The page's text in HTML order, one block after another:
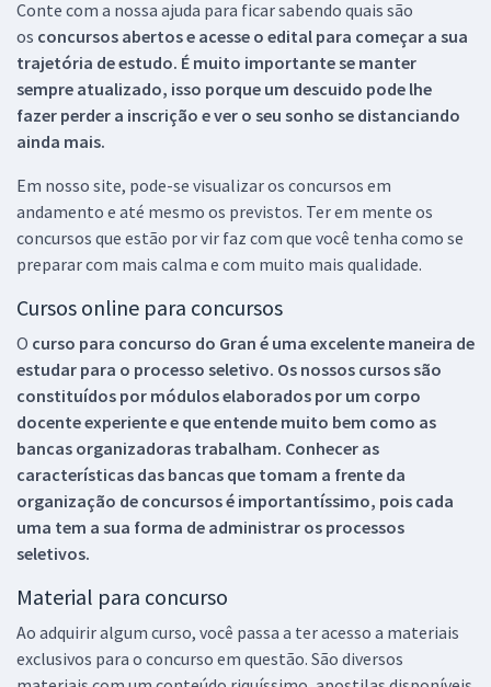
Conte com a nossa ajuda para ficar sabendo quais são
os concursos abertos e acesse o edital para começar a sua
trajetória de estudo. É muito importante se manter
sempre atualizado, isso porque um descuido pode lhe
fazer perder a inscrição e ver o seu sonho se distanciando
ainda mais.
Em nosso site, pode-se visualizar os concursos em
andamento e até mesmo os previstos. Ter em mente os
concursos que estão por vir faz com que você tenha como se
preparar com mais calma e com muito mais qualidade.
Cursos online para concursos
O curso para concurso do Gran é uma excelente maneira de
estudar para o processo seletivo. Os nossos cursos são
constituídos por módulos elaborados por um corpo
docente experiente e que entende muito bem como as
bancas organizadoras trabalham. Conhecer as
características das bancas que tomam a frente da
organização de concursos é importantíssimo, pois cada
uma tem a sua forma de administrar os processos
seletivos.
Material para concurso
Ao adquirir algum curso, você passa a ter acesso a materiais
exclusivos para o concurso em questão. São diversos